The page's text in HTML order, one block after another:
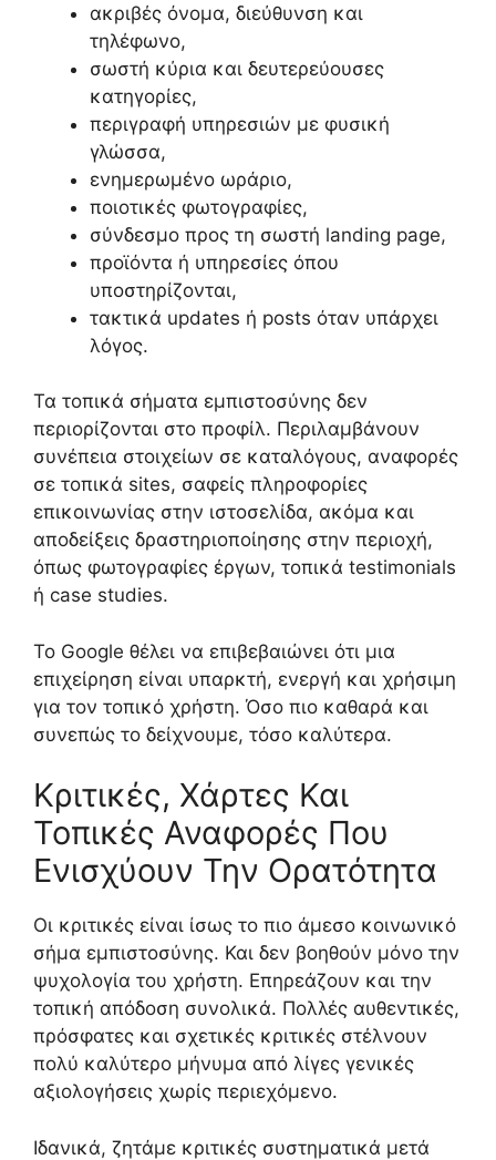
ακριβές όνομα, διεύθυνση και
τηλέφωνο,
σωστή κύρια και δευτερεύουσες
κατηγορίες,
περιγραφή υπηρεσιών με φυσική
γλώσσα,
ενημερωμένο ωράριο,
ποιοτικές φωτογραφίες,
σύνδεσμο προς τη σωστή landing page,
προϊόντα ή υπηρεσίες όπου
υποστηρίζονται,
τακτικά updates ή posts όταν υπάρχει
λόγος.
Τα τοπικά σήματα εμπιστοσύνης δεν
περιορίζονται στο προφίλ. Περιλαμβάνουν
συνέπεια στοιχείων σε καταλόγους, αναφορές
σε τοπικά sites, σαφείς πληροφορίες
επικοινωνίας στην ιστοσελίδα, ακόμα και
αποδείξεις δραστηριοποίησης στην περιοχή,
όπως φωτογραφίες έργων, τοπικά testimonials
ή case studies.
Το Google θέλει να επιβεβαιώνει ότι μια
επιχείρηση είναι υπαρκτή, ενεργή και χρήσιμη
για τον τοπικό χρήστη. Όσο πιο καθαρά και
συνεπώς το δείχνουμε, τόσο καλύτερα.
Κριτικές, Χάρτες Και
Τοπικές Αναφορές Που
Ενισχύουν Την Ορατότητα
Οι κριτικές είναι ίσως το πιο άμεσο κοινωνικό
σήμα εμπιστοσύνης. Και δεν βοηθούν μόνο την
ψυχολογία του χρήστη. Επηρεάζουν και την
τοπική απόδοση συνολικά. Πολλές αυθεντικές,
πρόσφατες και σχετικές κριτικές στέλνουν
πολύ καλύτερο μήνυμα από λίγες γενικές
αξιολογήσεις χωρίς περιεχόμενο.
Ιδανικά, ζητάμε κριτικές συστηματικά μετά